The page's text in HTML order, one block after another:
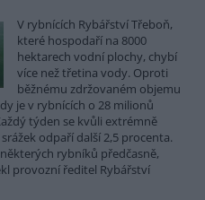
V rybnících Rybářství Třeboň,
které hospodaří na 8000
hektarech vodní plochy, chybí
více než třetina vody. Oproti
běžnému zdržovaném objemu
je v rybnících o 28 milionů
týden se kvůli extrémně
odpaří další 2,5 procenta.
rybníků předčasně,
provozní ředitel Rybářství